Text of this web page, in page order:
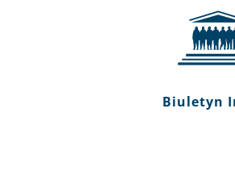
Biuletyn